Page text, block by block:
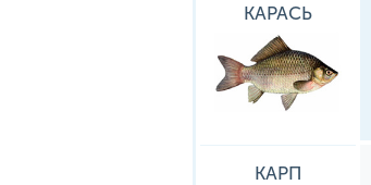
КАРАСЬ
КАРП